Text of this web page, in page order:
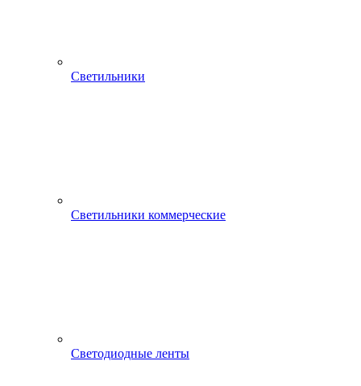
Светильники
Светильники коммерческие
Светодиодные ленты